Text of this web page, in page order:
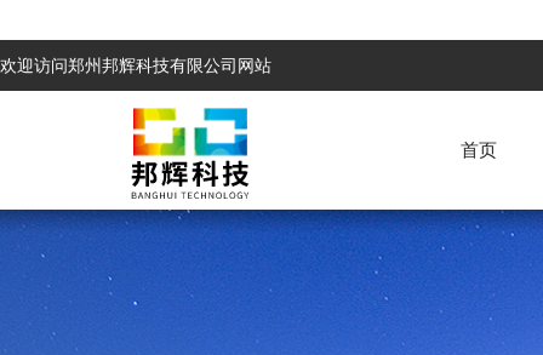
欢迎访问郑州邦辉科技有限公司网站
首页